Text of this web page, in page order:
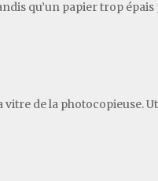
qu’un papier trop
de la photocopieuse.